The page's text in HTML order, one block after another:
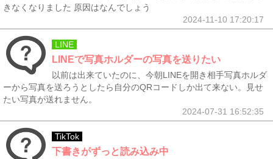
きなくなりました 原因はなんでしょう
2024-11-10 17:20:17
LINE
LINEで写真ホルダーの写真を送りたい
以前は出来ていたのに、今朝LINEを開き相手写真ホルダ
ーから写真を送ろうとしたら自分のQRコードしか出て来ない。見せ
たい写真が送れません。
2024-07-31 16:52:35
TikTok
下書きがずっと読み込み中